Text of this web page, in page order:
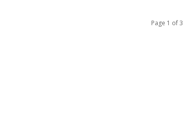
Page 1 of 3